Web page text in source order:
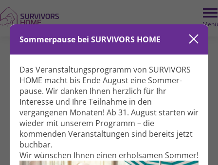
Menü
Sommerpause bei SURVIVORS HOME
Das Veranstaltungs­programm von SURVIVORS
HOME macht bis Ende August eine Sommer­
pause. Wir danken Ihnen herzlich für Ihr
Interesse und Ihre Teil­nahme in den
vergangenen Monaten! Ab 31. August starten wir
wieder mit unserem Programm – die
kommenden Veranstal­tungen sind bereits jetzt
buchbar.
Wir wünschen Ihnen einen erholsamen Sommer!
Wir benötigen Ihre Zustimmung, um dieses Element zu laden
. Dieses
externe Element könnte Daten über Ihre Aktivitäten sammeln. Bitte
anzuzeigen.Datenschutzerklärung.
Nebenwirkungen – wenn sich der
Körper verändert
Leben & Erfahrung Experten­runde
Dienstag, 05.05.2026
18:00 - 20:00 Uhr
Hildegardstraße 31